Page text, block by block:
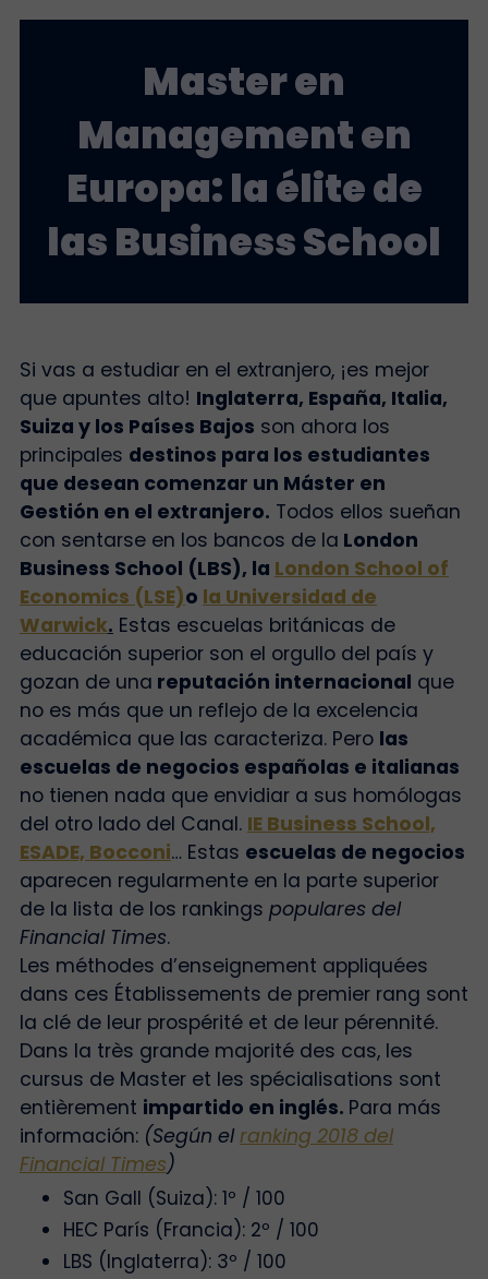
Master en
Management en
Europa: la élite de
las Business School
Si vas a estudiar en el extranjero, ¡es mejor
que apuntes alto! Inglaterra, España, Italia,
Suiza y los Países Bajos son ahora los
principales destinos para los estudiantes
que desean comenzar un Máster en
Gestión en el extranjero. Todos ellos sueñan
con sentarse en los bancos de la London
Business School (LBS), la London School of
Economics (LSE)o la Universidad de
Warwick. Estas escuelas británicas de
educación superior son el orgullo del país y
gozan de una reputación internacional que
no es más que un reflejo de la excelencia
académica que las caracteriza. Pero las
escuelas de negocios españolas e italianas
no tienen nada que envidiar a sus homólogas
del otro lado del Canal. IE Business School,
ESADE, Bocconi… Estas escuelas de negocios
aparecen regularmente en la parte superior
de la lista de los rankings populares del
Financial Times.
Les méthodes d’enseignement appliquées
dans ces Établissements de premier rang sont
la clé de leur prospérité et de leur pérennité.
Dans la très grande majorité des cas, les
cursus de Master et les spécialisations sont
entièrement impartido en inglés. Para más
información: (Según elranking 2018 del
Financial Times)
San Gall (Suiza): 1º / 100
HEC París (Francia): 2º / 100
LBS (Inglaterra): 3º / 100